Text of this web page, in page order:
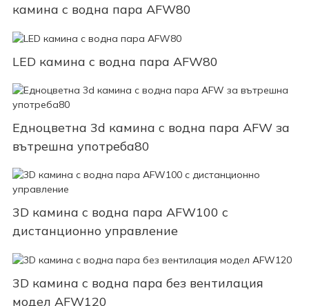
камина с водна пара AFW80
LED камина с водна пара AFW80
Едноцветна 3d камина с водна пара AFW за
вътрешна употреба80
3D камина с водна пара AFW100 с
дистанционно управление
3D камина с водна пара без вентилация
модел AFW120